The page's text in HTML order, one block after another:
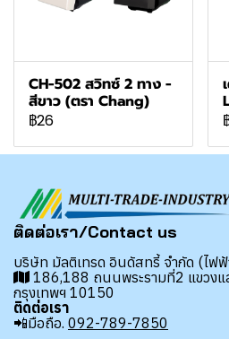
CH-502 สวิทซ์ 2 ทาง -
สีขาว (ตรา Chang)
฿26
ติดต่อเรา/Contact us
บริษัท มัลติเทรด อินดัสทรี้ จำกัด (ไฟฟ้
186,188 ถนนพระรามที่2 แขวงแ
กรุงเทพฯ 10150
ติดต่อเรา
📲มือถือ. 092-789-7850